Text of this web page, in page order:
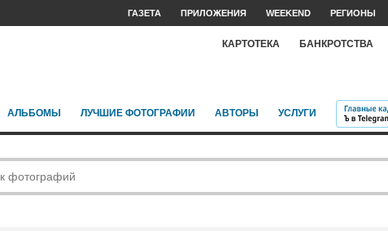
ГАЗЕТА ПРИЛОЖЕНИЯ WEEKEND РЕГИОНЫ
КАРТОТЕКА БАНКРОТСТВА
АЛЬБОМЫ ЛУЧШИЕ ФОТОГРАФИИ АВТОРЫ УСЛУГИ